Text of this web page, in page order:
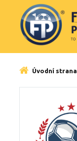
Úvodní strana